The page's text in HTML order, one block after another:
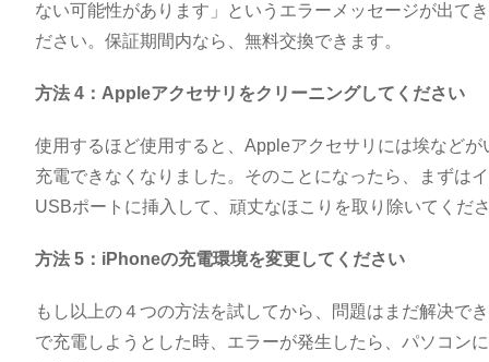
ない可能性があります」というエラーメッセージが出て
ださい。保証期間内なら、無料交換できます。
方法 4：Appleアクセサリをクリーニングしてください
使用するほど使用すると、Appleアクセサリには埃など
充電できなくなりました。そのことになったら、まずは
USBポートに挿入して、頑丈なほこりを取り除いてくだ
方法 5：iPhoneの充電環境を変更してください
もし以上の４つの方法を試してから、問題はまだ解决で
で充電しようとした時、エラーが発生したら、パソコン